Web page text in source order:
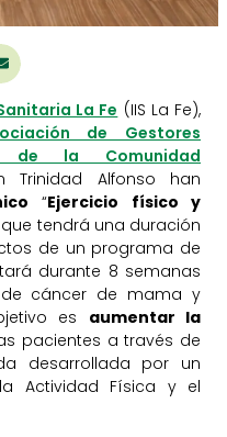
La Fe (IIS La Fe),
de Gestores
de la Comunidad
Alfonso han
“Ejercicio físico y
que tendrá una duración
de un programa de
durante 8 semanas
cáncer de mama y
es aumentar la
pacientes a través de
desarrollada por un
Actividad Física y el